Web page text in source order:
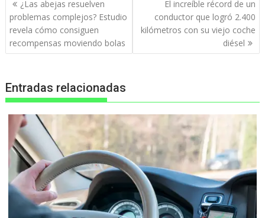
de
entradas
¿Las abejas resuelven
problemas complejos? Estudio
revela cómo consiguen
recompensas moviendo bolas
El increíble récord de un
conductor que logró 2.400
kilómetros con su viejo coche
diésel
Entradas relacionadas